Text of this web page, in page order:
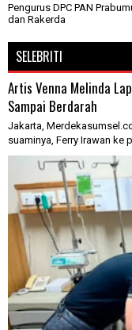
Pengurus DPC PAN
dan Rakerda
SELEBRITI
Artis Venna Melinda
Sampai Berdarah
Jakarta,
suaminya, Ferry Irawan ke